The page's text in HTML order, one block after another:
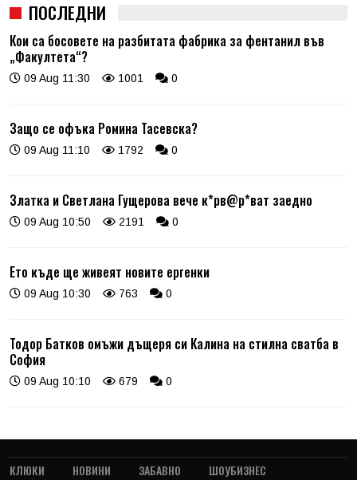
ПОСЛЕДНИ
Кои са босовете на разбитата фабрика за фентанил във
„Факултета“?
09 Aug 11:30 1001 0
Защо се офъка Ромина Тасевска?
09 Aug 11:10 1792 0
Златка и Светлана Гущерова вече к*рв@р*ват заедно
09 Aug 10:50 2191 0
Ето къде ще живеят новите ергенки
09 Aug 10:30 763 0
Тодор Батков омъжи дъщеря си Калина на стилна сватба в
София
09 Aug 10:10 679 0
КЛЮКИ НОВИНИ ЗАБАВНО ШОУБИЗНЕС